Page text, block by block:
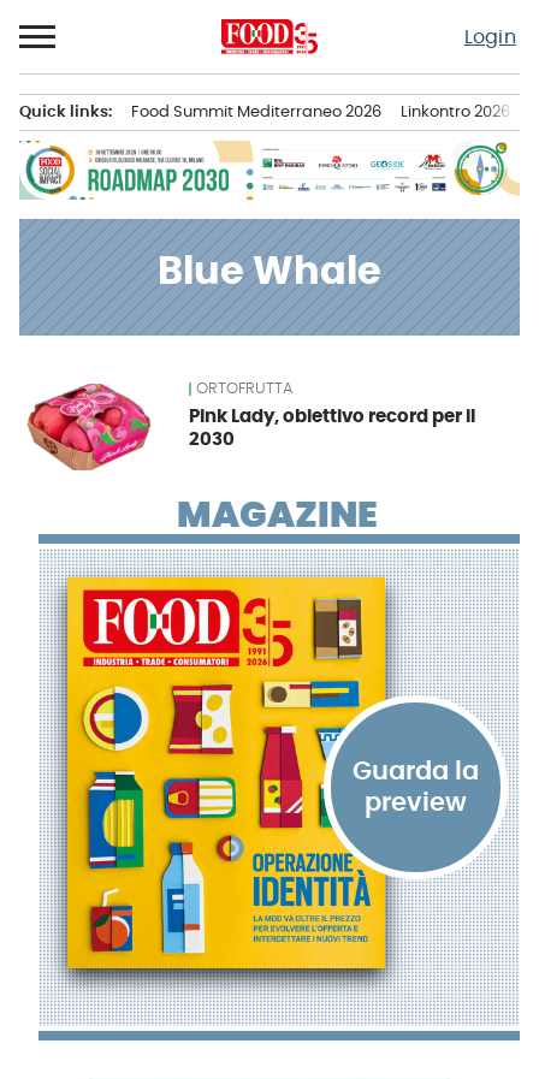
al
contenuto
Login
principale
Quick links: Food Summit Mediterraneo 2026 Linkontro 2026
Blue Whale
News ORTOFRUTTA
Pink Lady, obiettivo record per il
2030
MAGAZINE